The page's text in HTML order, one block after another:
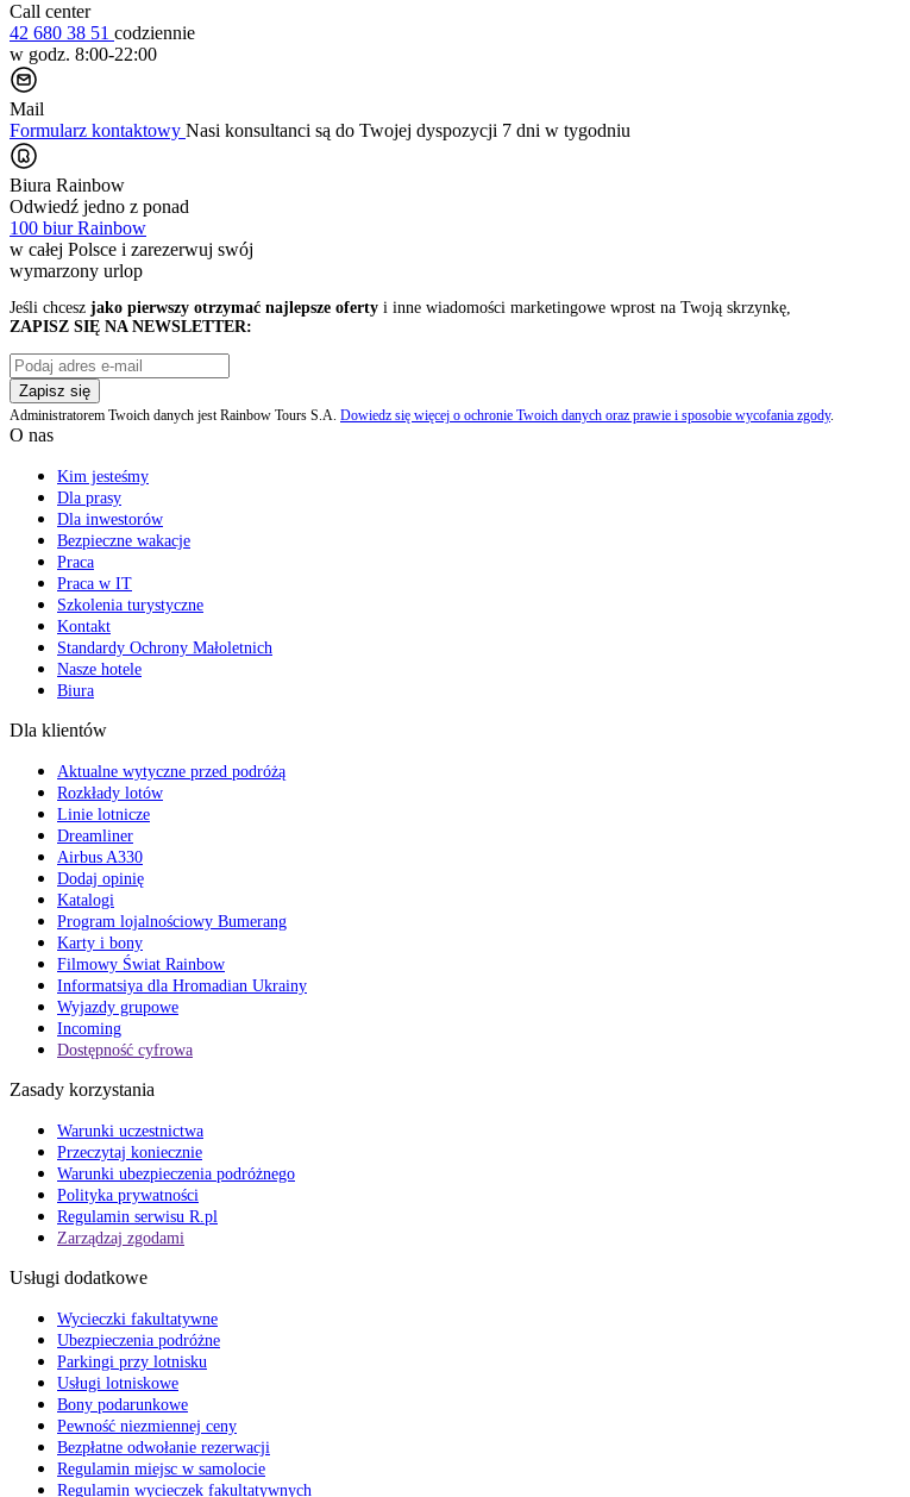
Call center
42 680 38 51 codziennie
w godz. 8:00-22:00
Mail
Formularz kontaktowy Nasi konsultanci są do Twojej dyspozycji 7 dni w tygodniu
Biura Rainbow
Odwiedź jedno z ponad
100 biur Rainbow
w całej Polsce i zarezerwuj swój
wymarzony urlop
Jeśli chcesz jako pierwszy otrzymać najlepsze oferty i inne wiadomości marketingowe wprost na Twoją skrzynkę,
ZAPISZ SIĘ NA NEWSLETTER:
Zapisz się
Administratorem Twoich danych jest Rainbow Tours S.A. Dowiedz się więcej o ochronie Twoich danych oraz prawie i sposobie wycofania zgody.
O nas
Kim jesteśmy
Dla prasy
Dla inwestorów
Bezpieczne wakacje
Praca
Praca w IT
Szkolenia turystyczne
Kontakt
Standardy Ochrony Małoletnich
Nasze hotele
Biura
Dla klientów
Aktualne wytyczne przed podróżą
Rozkłady lotów
Linie lotnicze
Dreamliner
Airbus A330
Dodaj opinię
Katalogi
Program lojalnościowy Bumerang
Karty i bony
Filmowy Świat Rainbow
Informatsiya dla Hromadian Ukrainy
Wyjazdy grupowe
Incoming
Dostępność cyfrowa
Zasady korzystania
Warunki uczestnictwa
Przeczytaj koniecznie
Warunki ubezpieczenia podróżnego
Polityka prywatności
Regulamin serwisu R.pl
Zarządzaj zgodami
Usługi dodatkowe
Wycieczki fakultatywne
Ubezpieczenia podróżne
Parkingi przy lotnisku
Usługi lotniskowe
Bony podarunkowe
Pewność niezmiennej ceny
Bezpłatne odwołanie rezerwacji
Regulamin miejsc w samolocie
Regulamin wycieczek fakultatywnych